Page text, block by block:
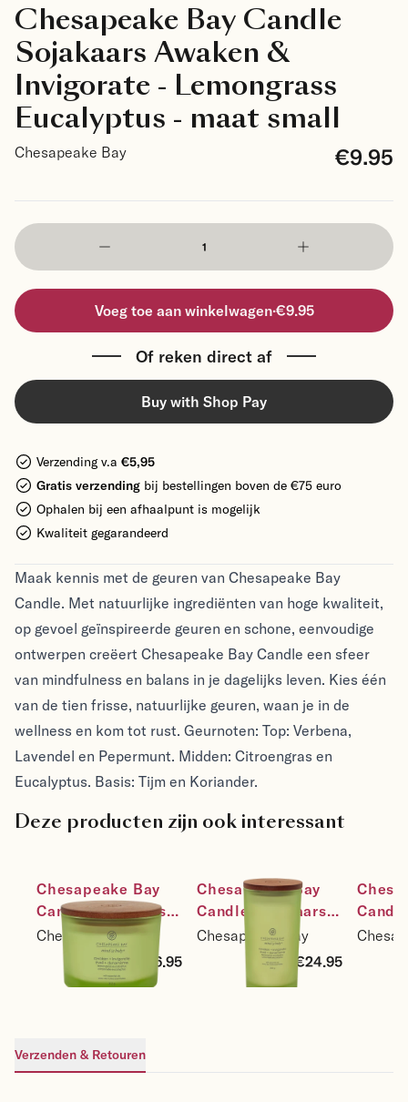
Chesapeake Bay Candle
Sojakaars Awaken &
Invigorate - Lemongrass
Eucalyptus - maat small
Chesapeake Bay €9.95
Voeg toe aan winkelwagen·€9.95
Of reken direct af
Buy with Shop Pay
Verzending v.a €5,95
Gratis verzending bij bestellingen boven de €75 euro
Ophalen bij een afhaalpunt is mogelijk
Kwaliteit gegarandeerd
Maak kennis met de geuren van Chesapeake Bay
Candle. Met natuurlijke ingrediënten van hoge kwaliteit,
op gevoel geïnspireerde geuren en schone, eenvoudige
ontwerpen creëert Chesapeake Bay Candle een sfeer
van mindfulness en balans in je dagelijks leven. Kies één
van de tien frisse, natuurlijke geuren, waan je in de
wellness en kom tot rust. Geurnoten: Top: Verbena,
Lavendel en Pepermunt. Midden: Citroengras en
Eucalyptus. Basis: Tijm en Koriander.
Deze producten zijn ook interessant
Chesapeake Bay
Candle Sojakaars
Awaken &
Invigorate -
Lemongrass
Chesapeake Bay
€26.95
Chesapeake Bay
Candle Sojakaars
Awaken &
Invigorate -
Chesapeake Bay
€24.95
Verzenden & Retouren